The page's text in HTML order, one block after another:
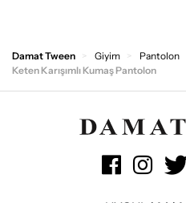
Damat Tween Giyim Pantolon
Keten Karışımlı Kumaş Pantolon